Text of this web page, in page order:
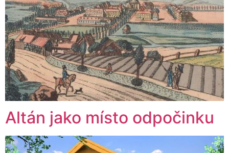
Altán jako místo odpočinku